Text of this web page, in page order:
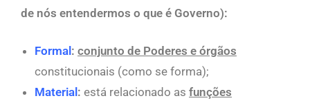
de nós entendermos o que é Governo):
Formal : conjunto de Poderes e órgãos
constitucionais (como se forma);
Material : está relacionado as funções